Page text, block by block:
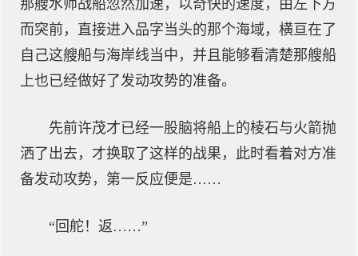
那艘水师战船忽然加速，以奇快的速度，由左下方
而突前，直接进入品字当头的那个海域，横亘在了
自己这艘船与海岸线当中，并且能够看清楚那艘船
上也已经做好了发动攻势的准备。
先前许茂才已经一股脑将船上的棱石与火箭抛
洒了出去，才换取了这样的战果，此时看着对方准
备发动攻势，第一反应便是……
“回舵！返……”